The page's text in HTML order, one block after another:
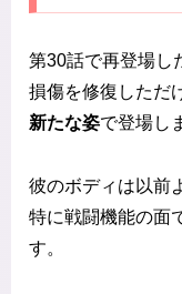
第30話で再登場し
損傷を修復しただ
新たな姿で登場し
彼のボディは以前
特に戦闘機能の面
す。